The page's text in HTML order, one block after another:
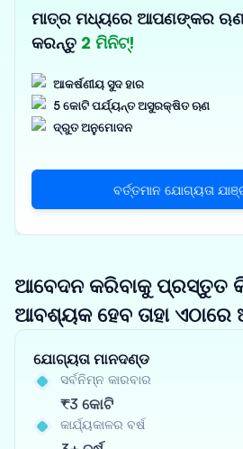
ମାତ୍ର ମଧ୍ୟରେ ଆପଣଙ୍କର ଋଣ
କରନ୍ତୁ 2 ମିନିଟ୍!
ଆକର୍ଷଣୀୟ ସୁଦ ହାର
5 କୋଟି ପର୍ଯ୍ୟନ୍ତ ଅସୁରକ୍ଷିତ ଋଣ
ଦ୍ରୁତ ଅନୁମୋଦନ
ବର୍ତ୍ତମାନ ଯୋଗ୍ୟତା
ଆବେଦନ କରିବାକୁ ପ୍ରସ୍ତୁତ
ଆବଶ୍ୟକ ହେବ ତାହା ଏଠାରେ
ଯୋଗ୍ୟତା ମାନଦଣ୍ଡ
ସର୍ବନିମ୍ନ କାରବାର
₹3 କୋଟି
କାର୍ଯ୍ୟକାଳର ବର୍ଷ